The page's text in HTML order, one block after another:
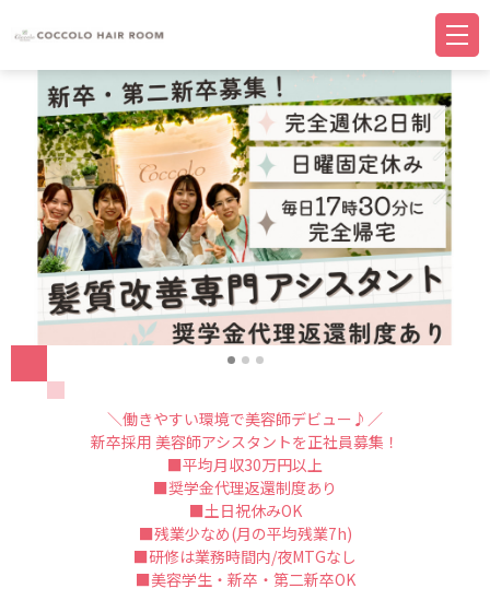
＼働きやすい環境で美容師デビュー♪／
新卒採用 美容師アシスタントを正社員募集！
■平均月収30万円以上
■奨学金代理返還制度あり
■土日祝休みOK
■残業少なめ(月の平均残業7h)
■研修は業務時間内/夜MTGなし
■美容学生・新卒・第二新卒OK